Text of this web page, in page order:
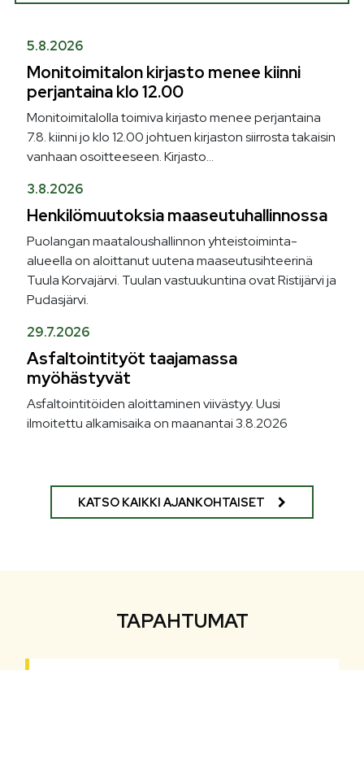
5.8.2026
Monitoimitalon kirjasto menee kiinni
perjantaina klo 12.00
Monitoimitalolla toimiva kirjasto menee perjantaina
7.8. kiinni jo klo 12.00 johtuen kirjaston siirrosta takaisin
vanhaan osoitteeseen. Kirjasto...
3.8.2026
Henkilömuutoksia maaseutuhallinnossa
Puolangan maataloushallinnon yhteistoiminta-
alueella on aloittanut uutena maaseutusihteerinä
Tuula Korvajärvi. Tuulan vastuukuntina ovat Ristijärvi ja
Pudasjärvi.
29.7.2026
Asfaltointityöt taajamassa
myöhästyvät
Asfaltointitöiden aloittaminen viivästyy. Uusi
ilmoitettu alkamisaika on maanantai 3.8.2026
KATSO KAIKKI AJANKOHTAISET
TAPAHTUMAT